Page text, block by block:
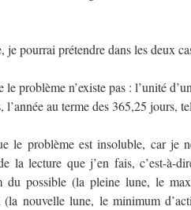
je pourrai prétendre dans les deux
le problème n’existe pas : l’unité
l’année au terme des 365,25 jours,
le problème est insoluble, car je
la lecture que j’en fais, c’est-à-
du possible (la pleine lune, le
(la nouvelle lune, le minimum